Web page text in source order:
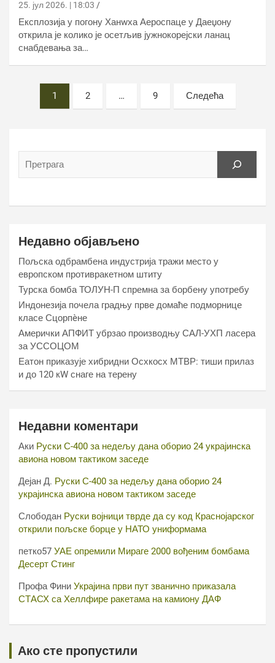
25. јул 2026. | 18:03
Експлозија у погону Ханwха Аероспаце у Даеџону
открила је колико је осетљив јужнокорејски ланац
снабдевања за…
пагинатион
1 2 … 9 Следећа
Недавно објављено
Пољска одбрамбена индустрија тражи место у
европском противракетном штиту
Турска бомба ТОЛУН-П спремна за борбену употребу
Индонезија почела градњу прве домаће подморнице
класе Сцорпèне
Амерички АПФИТ убрзао производњу САЛ-УХП ласера
за УССОЦОМ
Еатон приказује хибридни Осхкосх МТВР: тиши прилаз
и до 120 кW снаге на терену
Недавни коментари
Аки Руски С-400 за недељу дана оборио 24 украјинска
авиона новом тактиком заседе
Дејан Д. Руски С-400 за недељу дана оборио 24
украјинска авиона новом тактиком заседе
Слободан Руски војници тврде да су код Краснојарског
открили пољске борце у НАТО униформама
петко57 УАЕ опремили Мираге 2000 вођеним бомбама
Десерт Стинг
Профа Фини Украјина први пут званично приказала
СТАСХ са Хеллфире ракетама на камиону ДАФ
Ако сте пропустили